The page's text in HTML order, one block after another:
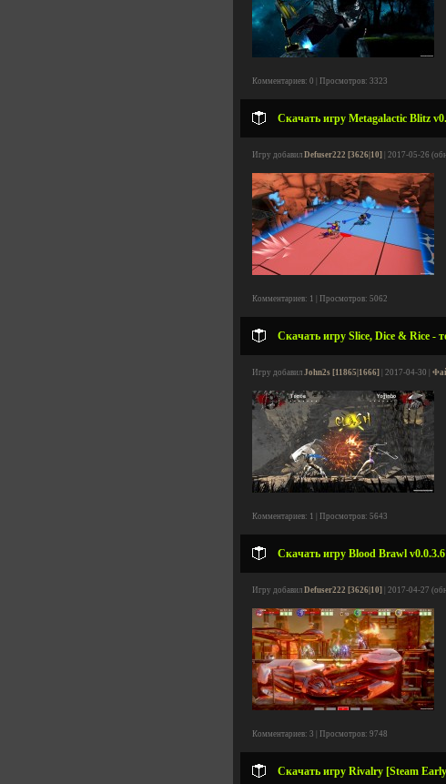
Комментариев: 0 | Просмотров: 3323
Скачать игру Metagalactic Blitz
Игру добавил Defuser222 [3626|10] | 2017-05-26
Комментариев: 1 | Просмотров: 5062
Скачать игру Slice, Dice & Rice -
Игру добавил John2s [11865|1666] | 2017-04-30 |
Комментариев: 1 | Просмотров: 5643
Скачать игру Blood Brawl
Игру добавил Defuser222 [3626|10] | 2017-04-27
Комментариев: 3 | Просмотров: 9748
Скачать игру Rivalry [Steam